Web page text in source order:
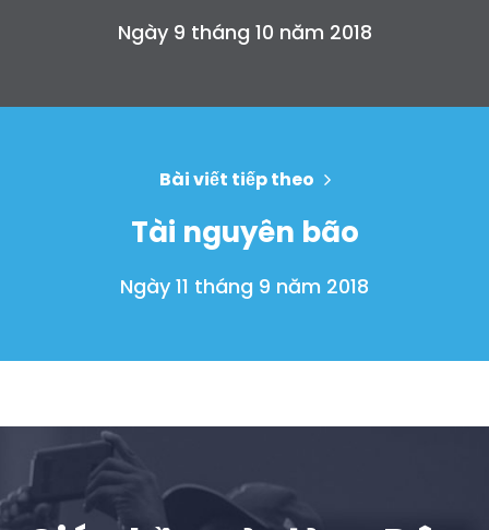
Shop
Làm việc với chúng tôi
Nhấn
Ngày 9 tháng 10 năm 2018
Bài viết tiếp theo
Tài nguyên bão
Ngày 11 tháng 9 năm 2018